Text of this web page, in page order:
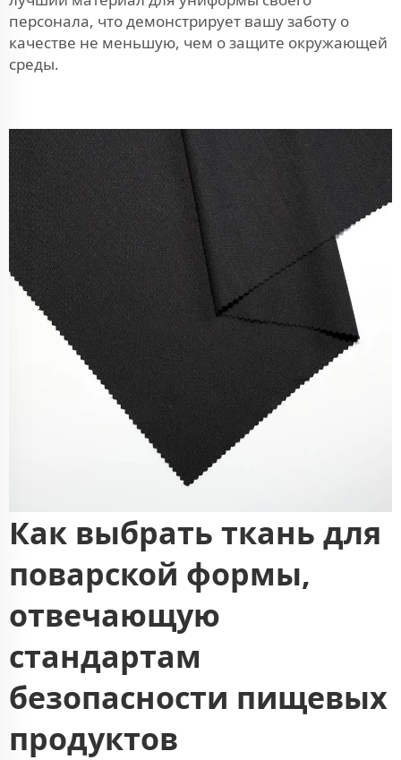
персонала, что демонстрирует вашу заботу о
качестве не меньшую, чем о защите окружающей
среды.
Как выбрать ткань для
поварской формы,
отвечающую
стандартам
безопасности пищевых
продуктов